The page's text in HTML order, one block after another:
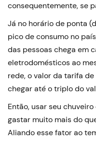
consequentemente, se
Já no horário de ponta
pico de consumo no
das pessoas chega em
eletrodomésticos ao
rede, o valor da tarifa
chegar até o triplo do
Então, usar seu
gastar muito mais do
Aliando esse fator ao